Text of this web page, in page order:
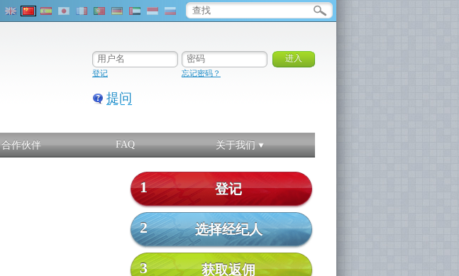
登记 忘记密码？
提问
合作伙伴 FAQ 关于我们
1 登记
2 选择经纪人
3 获取返佣